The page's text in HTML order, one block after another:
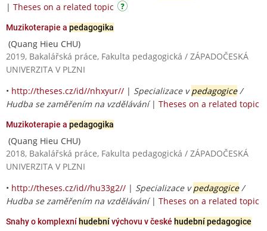
| Theses on a related topic
Muzikoterapie a pedagogika
(Quang Hieu CHU)
2019, Bakalářská práce, Fakulta pedagogická / ZÁPADOČESKÁ
UNIVERZITA V PLZNI
• http://theses.cz/id//nhxyur// | Specializace vpedagogice/
Hudba se zaměřením na vzdělávání| Theses on a related topic
Muzikoterapie a pedagogika
(Quang Hieu CHU)
2018, Bakalářská práce, Fakulta pedagogická / ZÁPADOČESKÁ
UNIVERZITA V PLZNI
• http://theses.cz/id//hu33g2// | Specializace vpedagogice/
Hudba se zaměřením na vzdělávání| Theses on a related topic
Snahy o komplexní hudebnívýchovu v české hudební pedagogice